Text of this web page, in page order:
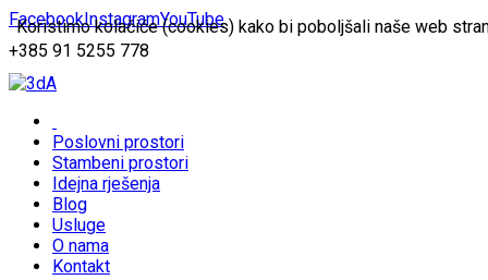
FacebookInstagramYouTube
+385 91 5255 778
Poslovni prostori
Stambeni prostori
Idejna rješenja
Blog
Usluge
O nama
Kontakt
Koristimo kolačiće (cookies) kako bi poboljšali naše web